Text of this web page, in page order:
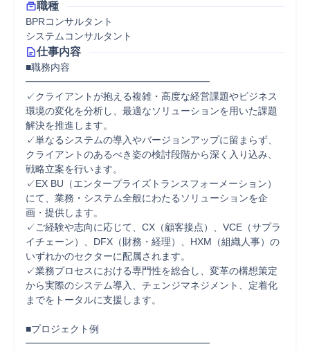
職種
BPRコンサルタント
システムコンサルタント
仕事内容
■職務内容
━━━━━━━━━━━━━━━━━━━
✓クライアントが抱える複雑・高度な経営課題やビジネス
環境の変化を分析し、最適なソリューションを用いた課題
解決を推進します。
✓単なるシステムの導入やバージョンアップに留まらず、
クライアントのあるべき姿の検討段階から深く入り込み、
戦略立案を行います。
✓EX BU（エンタープライズトランスフォーメーション）
にて、業務・システム全般にわたるソリューションを企
画・提供します。
✓ご経験や志向に応じて、CX（顧客接点）、VCE（サプラ
イチェーン）、DFX（財務・経理）、HXM（組織人事）の
いずれかのセクターに配属されます。
✓業務プロセスにおける専門性を総合し、変革の構想策定
から実際のシステム導入、チェンジマネジメント、定着化
までをトータルに支援します。
■プロジェクト例
━━━━━━━━━━━━━━━━━━━